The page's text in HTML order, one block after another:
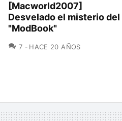
[Macworld2007]
Desvelado el misterio del
"ModBook"
7 COMENTARIOS
HACE 20 AÑOS